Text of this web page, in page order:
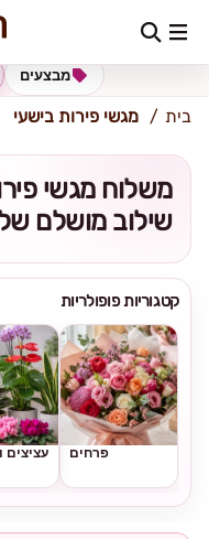
כתובת למשלוח הזינו כתובת
מבצעים
בית מגשי פירות בישעי
משלוח מגשי
שילוב מושלם
קטגוריות פופולריות
פרחים עציצים